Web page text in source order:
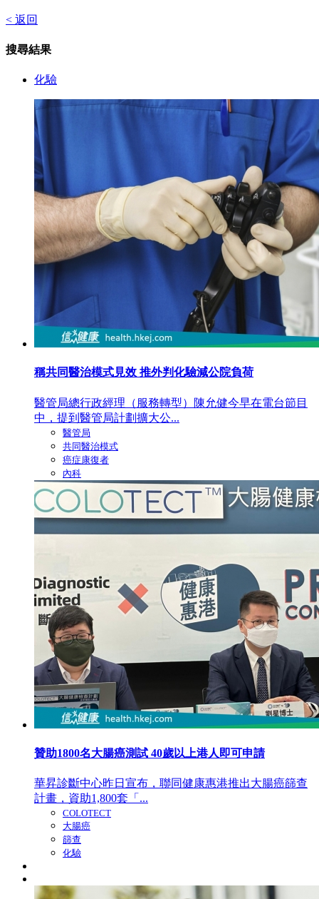
< 返回
搜尋結果
化驗
稱共同醫治模式見效 推外判化驗減公院負荷
醫管局總行政經理（服務轉型）陳允健今早在電台節目
中，提到醫管局計劃擴大公...
醫管局
共同醫治模式
癌症康復者
內科
贊助1800名大腸癌測試 40歲以上港人即可申請
華昇診斷中心昨日宣布，聯同健康惠港推出大腸癌篩查
計畫，資助1,800套「...
COLOTECT
大腸癌
篩查
化驗